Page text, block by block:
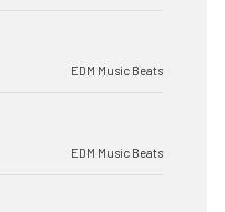
EDM Music Beats
EDM Music Beats